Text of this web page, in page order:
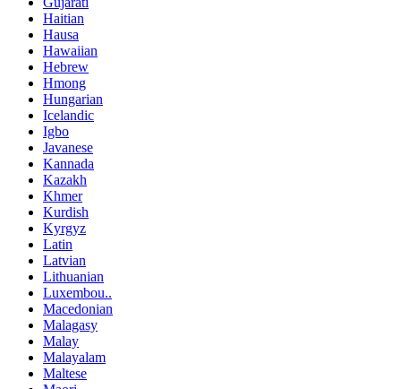
Haitian
Hausa
Hawaiian
Hebrew
Hmong
Hungarian
Icelandic
Igbo
Javanese
Kannada
Kazakh
Khmer
Kurdish
Kyrgyz
Latin
Latvian
Lithuanian
Luxembou..
Macedonian
Malagasy
Malay
Malayalam
Maltese